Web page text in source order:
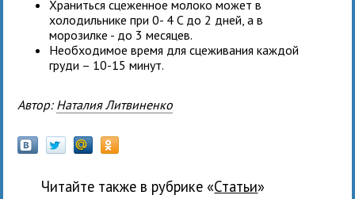
Храниться сцеженное молоко может в
холодильнике при 0- 4 C до 2 дней, а в
морозилке - до 3 месяцев.
Необходимое время для сцеживания каждой
груди – 10-15 минут.
Автор: Наталия Литвиненко
Читайте также в рубрике « Статьи»